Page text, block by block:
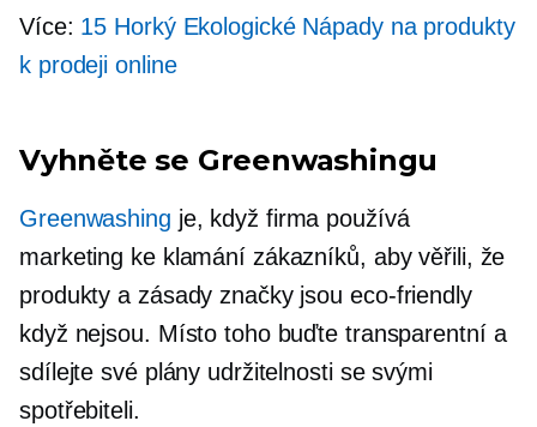
Více: 15 Horký EkologickéNápady na produkty
k prodeji online
Vyhněte se Greenwashingu
Greenwashing je, když firma používá
marketing ke klamání zákazníků, aby věřili, že
produkty a zásady značky jsou eco-friendly
když nejsou. Místo toho buďte transparentní a
sdílejte své plány udržitelnosti se svými
spotřebiteli.